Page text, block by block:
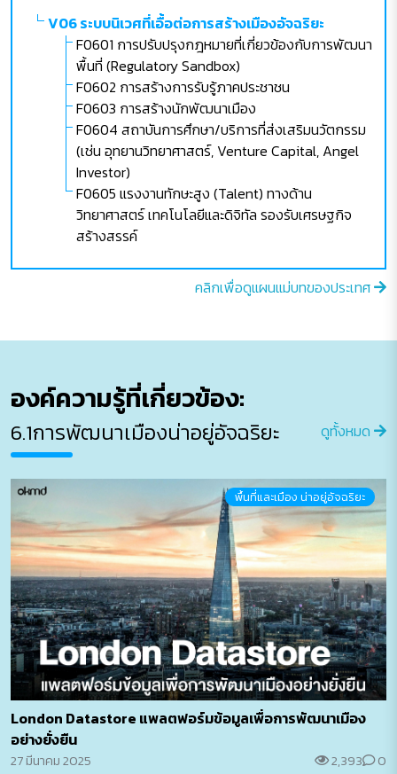
V06 ระบบนิเวศที่เอื้อต่อการสร้างเมืองอัจฉริยะ
F0601 การปรับปรุงกฎหมายที่เกี่ยวข้องกับการพัฒนา
พื้นที่ (Regulatory Sandbox)
F0602 การสร้างการรับรู้ภาคประชาชน
F0603 การสร้างนักพัฒนาเมือง
F0604 สถาบันการศึกษา/บริการที่ส่งเสริมนวัตกรรม
(เช่น อุทยานวิทยาศาสตร์, Venture Capital, Angel
Investor)
F0605 แรงงานทักษะสูง (Talent) ทางด้าน
วิทยาศาสตร์ เทคโนโลยีและดิจิทัล รองรับเศรษฐกิจ
สร้างสรรค์
คลิกเพื่อดูแผนแม่บทของประเทศ
องค์ความรู้ที่เกี่ยวข้อง:
6.1การพัฒนาเมืองน่าอยู่อัจฉริยะ ดูทั้งหมด
พื้นที่และเมือง น่าอยู่อัจฉริยะ
London Datastore แพลตฟอร์มข้อมูลเพื่อการพัฒนาเมือง
อย่างยั่งยืน
27 มีนาคม 2025 2,393 0